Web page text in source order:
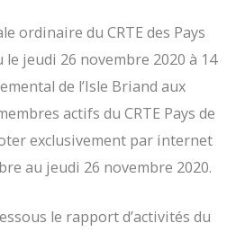
ordinaire du CRTE des Pays
jeudi 26 novembre 2020 à 14
de l’Isle Briand aux
actifs du CRTE Pays de
exclusivement par internet
au jeudi 26 novembre 2020.
le rapport d’activités du